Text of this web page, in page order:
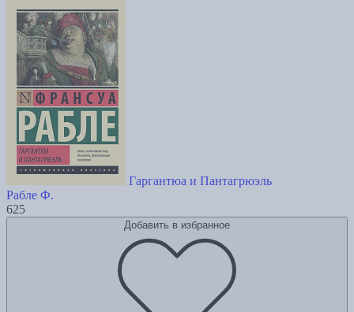
Гаргантюа и Пантагрюэль
Рабле Ф.
625
Добавить в избранное